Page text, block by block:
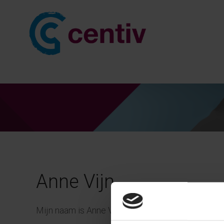
Anne Vijn
Mijn naam is Anne Vijn. Ik werk maandag tot